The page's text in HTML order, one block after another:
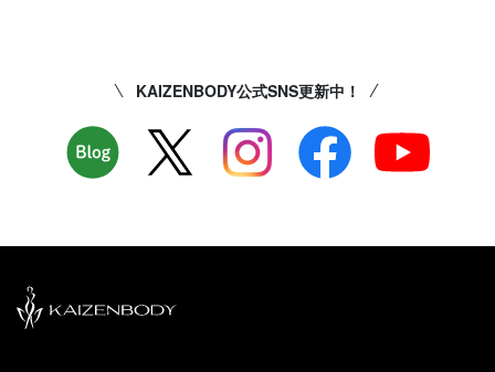
KAIZENBODY公式SNS更新中！